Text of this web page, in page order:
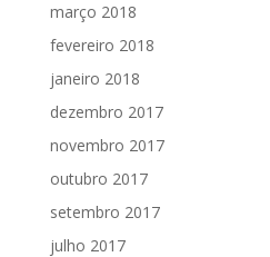
março 2018
fevereiro 2018
janeiro 2018
dezembro 2017
novembro 2017
outubro 2017
setembro 2017
julho 2017